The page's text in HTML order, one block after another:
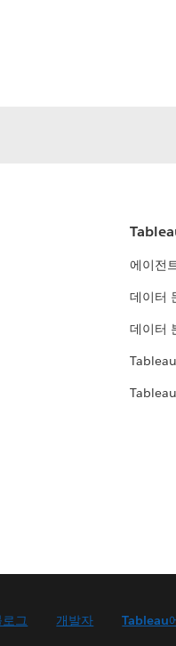
에이전
데이터
데이터
로그 개발자 Tableau